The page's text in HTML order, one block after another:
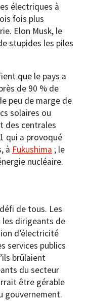
électriques à
fois plus
Elon Musk, le
stupides les piles
que le pays a
de 90 % de
peu de marge de
solaires ou
des centrales
qui a provoqué
à Fukushima ; le
nucléaire.
de tous. Les
les dirigeants de
d’électricité
services publics
brûlaient
du secteur
être gérable
gouvernement.